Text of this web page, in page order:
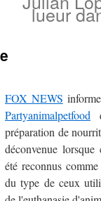
lueur
FOX NEWS
Partyanimalpetfood
préparation de
déconvenue
été reconnus
du type de ceux